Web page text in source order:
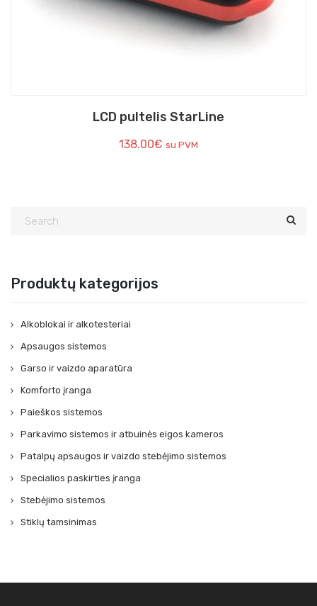
LCD pultelis StarLine
138.00€ su PVM
Produktų kategorijos
Alkoblokai ir alkotesteriai
Apsaugos sistemos
Garso ir vaizdo aparatūra
Komforto įranga
Paieškos sistemos
Parkavimo sistemos ir atbuinės eigos kameros
Patalpų apsaugos ir vaizdo stebėjimo sistemos
Specialios paskirties įranga
Stebėjimo sistemos
Stiklų tamsinimas